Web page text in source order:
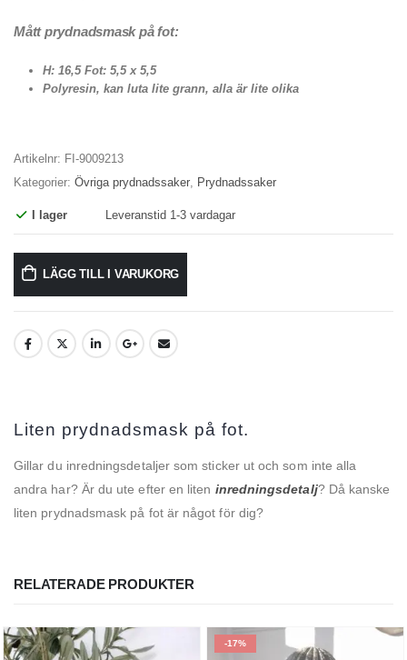
Mått prydnadsmask på fot:
H: 16,5 Fot: 5,5 x 5,5
Polyresin, kan luta lite grann, alla är lite olika
Artikelnr: FI-9009213
Kategorier: Övriga prydnadssaker, Prydnadssaker
I lager Leveranstid 1-3 vardagar
LÄGG TILL I VARUKORG
Liten prydnadsmask på fot.
Gillar du inredningsdetaljer som sticker ut och som inte alla
andra har? Är du ute efter en liten inredningsdetalj? Då kanske
liten prydnadsmask på fot är något för dig?
RELATERADE PRODUKTER
-17%